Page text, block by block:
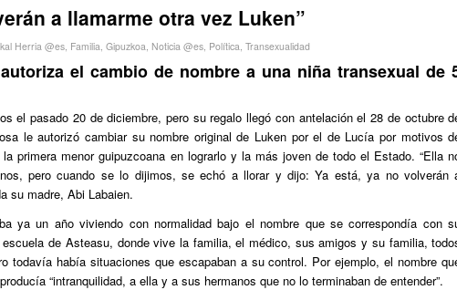
a llamarme otra vez Luken”
Herria @es, Familia, Gipuzkoa, Noticia @es, Política, Transexualidad
el cambio de nombre a una niña transexual de
el pasado 20 de diciembre, pero su regalo llegó con antelación el 28 de octubre
le autorizó cambiar su nombre original de Luken por el de Lucía por motivos
primera menor guipuzcoana en lograrlo y la más joven de todo el Estado. “Ella
pero cuando se lo dijimos, se echó a llorar y dijo:Ya está, ya no volverán
su madre, Abi Labaien.
ya un año viviendo con normalidad bajo el nombre que se correspondía con
de Asteasu, donde vive la familia, el médico, sus amigos y su familia,
todavía había situaciones que escapaban a su control. Por ejemplo, el nombre
“intranquilidad, a ella y a sus hermanos que no lo terminaban de entender”.